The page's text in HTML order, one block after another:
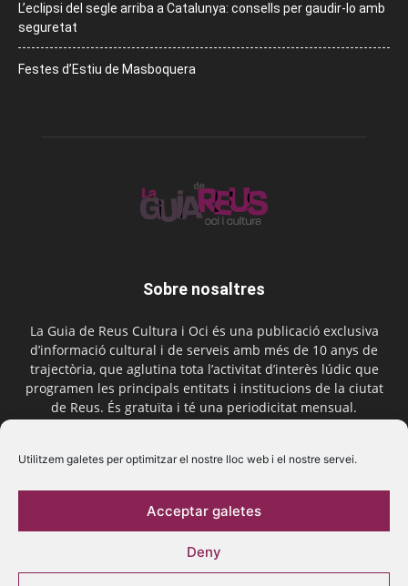
Utilitzem galetes per optimitzar el nostre lloc web i el nostre servei.
Acceptar galetes
Deny
L’eclipsi del segle arriba a Catalunya: consells per gaudir-lo amb
seguretat
Festes d’Estiu de Masboquera
Sobre nosaltres
La Guia de Reus Cultura i Oci és una publicació exclusiva
d’informació cultural i de serveis amb més de 10 anys de
trajectòria, que aglutina tota l’activitat d’interès lúdic que
programen les principals entitats i institucions de la ciutat
de Reus. És gratuïta i té una periodicitat mensual.
Segueix-nos